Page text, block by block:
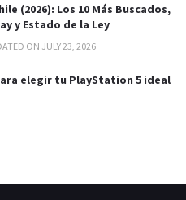
(2026): Los 10 Más Buscados,
y Estado de la Ley
ON JULY 23, 2026
elegir tu PlayStation 5 ideal